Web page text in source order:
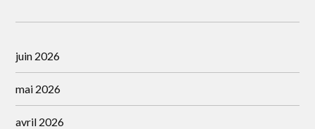
juin 2026
mai 2026
avril 2026